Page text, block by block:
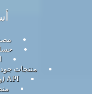
منتجات
API (واجهة برمجة التطبيقات)